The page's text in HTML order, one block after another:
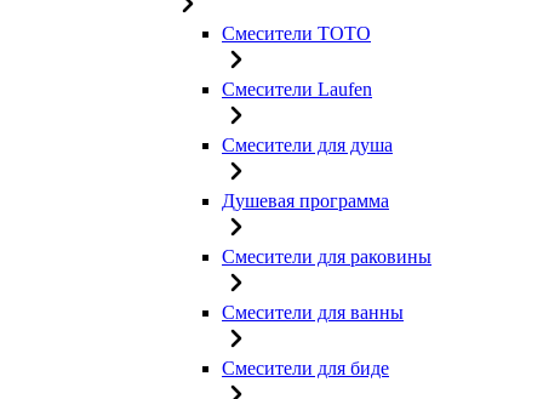
Смесители TOTO
Смесители Laufen
Смесители для душа
Душевая программа
Смесители для раковины
Смесители для ванны
Смесители для биде